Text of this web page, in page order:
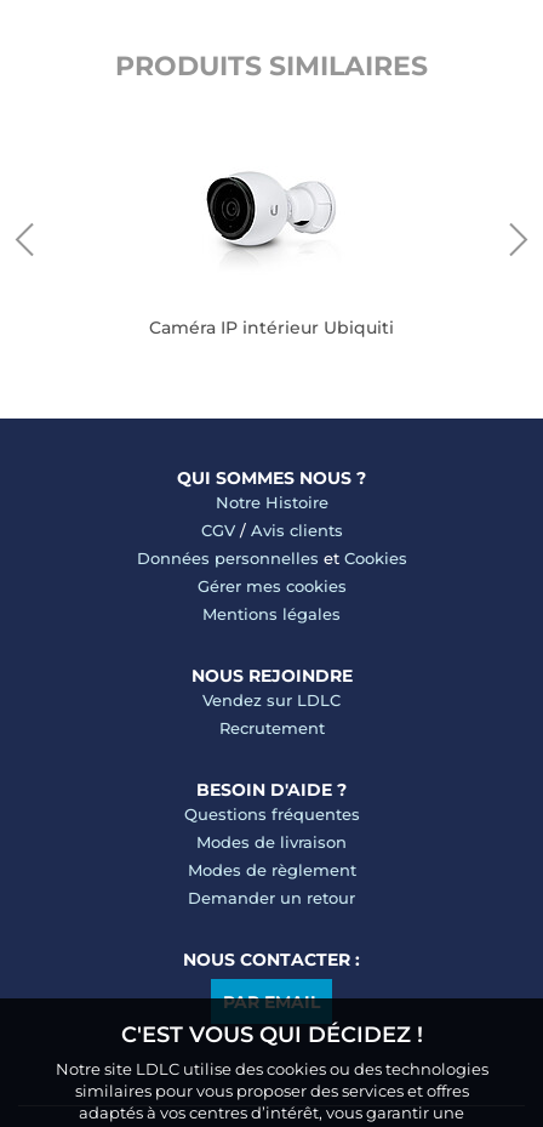
PRODUITS SIMILAIRES
Caméra IP intérieur Ubiquiti
QUI SOMMES NOUS ?
Notre Histoire
CGV/ Avis clients
Données personnelles et Cookies
Gérer mes cookies
Mentions légales
NOUS REJOINDRE
Vendez sur LDLC
Recrutement
BESOIN D'AIDE ?
Questions fréquentes
Modes de livraison
Modes de règlement
Demander un retour
NOUS CONTACTER :
PAR EMAIL
C'EST VOUS QUI DÉCIDEZ !
Notre site LDLC utilise des cookies ou des technologies
similaires pour vous proposer des services et offres
adaptés à vos centres d’intérêt, vous garantir une